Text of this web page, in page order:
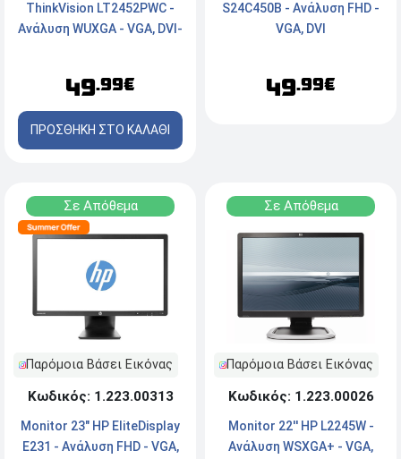
ThinkVision LT2452PWC -
Ανάλυση WUXGA - VGA, DVI-
49.99€
ΠΡΟΣΘΗΚΗ ΣΤΟ ΚΑΛΑΘΙ
S24C450B - Ανάλυση FHD -
VGA, DVI
49.99€
Σε Απόθεμα
Παρόμοια Βάσει Εικόνας
Κωδικός: 1.223.00313
Monitor 23" HP EliteDisplay
E231 - Ανάλυση FHD - VGA,
Σε Απόθεμα
Παρόμοια Βάσει Εικόνας
Κωδικός: 1.223.00026
Monitor 22'' HP L2245W -
Ανάλυση WSXGA+ - VGA,